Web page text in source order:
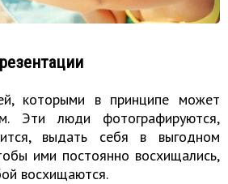
которыми в принципе может
Эти люди фотографируются,
выдать себя в выгодном
ими постоянно восхищались,
восхищаются.